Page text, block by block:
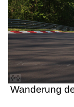
Wanderung